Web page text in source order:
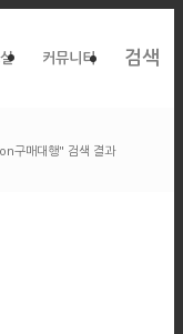
커뮤니티 검색
구매대행" 검색 결과